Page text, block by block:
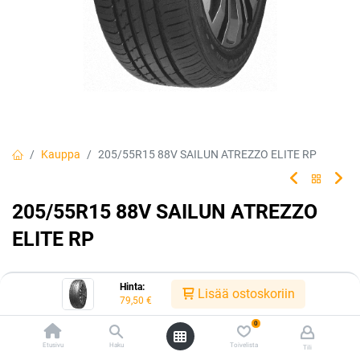
Hinta:
79,50 € Lisää ostoskoriin
Etusivu Haku
0
Toivelista Tili
Kauppa 205/55R15 88V SAILUN ATREZZO ELITE RP
205/55R15 88V SAILUN ATREZZO
ELITE RP
8848116036900 Tuotekoodi: 331487
79,50€